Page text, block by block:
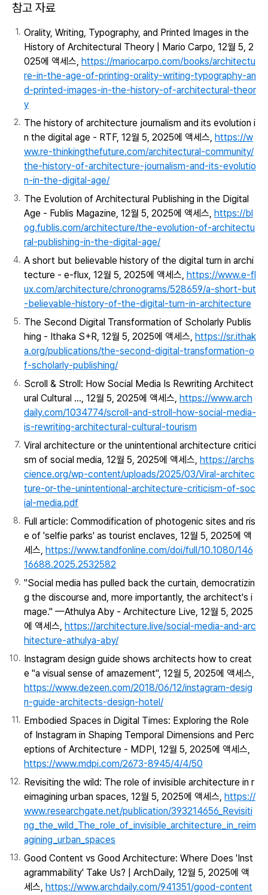
참고 자료
Orality, Writing, Typography, and Printed Images in the
History of Architectural Theory | Mario Carpo, 12월 5, 2
025에 액세스, https://mariocarpo.com/books/architectu
re-in-the-age-of-printing-orality-writing-typography-an
d-printed-images-in-the-history-of-architectural-theor
y
The history of architecture journalism and its evolution i
n the digital age - RTF, 12월 5, 2025에 액세스, https://w
ww.re-thinkingthefuture.com/architectural-community/
the-history-of-architecture-journalism-and-its-evolutio
n-in-the-digital-age/
The Evolution of Architectural Publishing in the Digital
Age - Fublis Magazine, 12월 5, 2025에 액세스, https://bl
og.fublis.com/architecture/the-evolution-of-architectu
ral-publishing-in-the-digital-age/
A short but believable history of the digital turn in archi
tecture - e-flux, 12월 5, 2025에 액세스, https://www.e-fl
ux.com/architecture/chronograms/528659/a-short-but
-believable-history-of-the-digital-turn-in-architecture
The Second Digital Transformation of Scholarly Publis
hing - Ithaka S+R, 12월 5, 2025에 액세스, https://sr.ithak
a.org/publications/the-second-digital-transformation-o
f-scholarly-publishing/
Scroll & Stroll: How Social Media Is Rewriting Architect
ural Cultural ..., 12월 5, 2025에 액세스, https://www.arch
daily.com/1034774/scroll-and-stroll-how-social-media-
is-rewriting-architectural-cultural-tourism
Viral architecture or the unintentional architecture critici
sm of social media, 12월 5, 2025에 액세스, https://archs
cience.org/wp-content/uploads/2025/03/Viral-architec
ture-or-the-unintentional-architecture-criticism-of-soc
ial-media.pdf
Full article: Commodification of photogenic sites and ris
e of 'selfie parks' as tourist enclaves, 12월 5, 2025에 액
세스, https://www.tandfonline.com/doi/full/10.1080/146
16688.2025.2532582
"Social media has pulled back the curtain, democratizin
g the discourse and, more importantly, the architect's i
mage." —Athulya Aby - Architecture Live, 12월 5, 2025
에 액세스, https://architecture.live/social-media-and-arc
hitecture-athulya-aby/
Instagram design guide shows architects how to creat
e "a visual sense of amazement", 12월 5, 2025에 액세스,
https://www.dezeen.com/2018/06/12/instagram-desig
n-guide-architects-design-hotel/
Embodied Spaces in Digital Times: Exploring the Role
of Instagram in Shaping Temporal Dimensions and Perc
eptions of Architecture - MDPI, 12월 5, 2025에 액세스,
https://www.mdpi.com/2673-8945/4/4/50
Revisiting the wild: The role of invisible architecture in r
eimagining urban spaces, 12월 5, 2025에 액세스, https://
www.researchgate.net/publication/393214656_Revisiti
ng_the_wild_The_role_of_invisible_architecture_in_reim
agining_urban_spaces
Good Content vs Good Architecture: Where Does 'Inst
agrammability' Take Us? | ArchDaily, 12월 5, 2025에 액
세스, https://www.archdaily.com/941351/good-content